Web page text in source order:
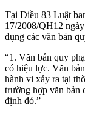
Tại Điều 83 Luật
17/2008/QH12
dụng các văn bản
“1. Văn bản quy
có hiệu lực. Văn
hành vi xảy ra tại
trường hợp văn bản
định đó.”